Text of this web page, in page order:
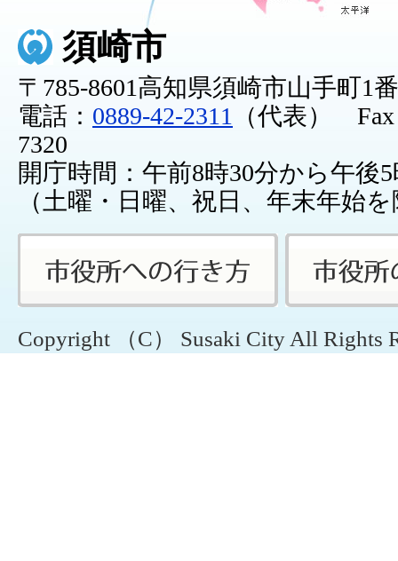
須崎市
〒785-8601高知県須崎市山手町1
電話： 0889-42-2311
（代表） Fax
7320
開庁時間：午前8時30分から午後
（土曜・日曜、祝日、年末年始
Copyright （C） Susaki City All Rights